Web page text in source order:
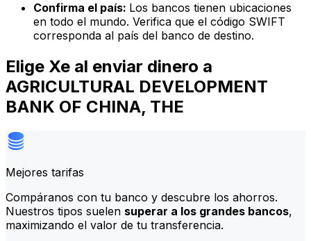
Confirma el país: Los bancos tienen ubicaciones
en todo el mundo. Verifica que el código SWIFT
corresponda al país del banco de destino.
Elige Xe al enviar dinero a
AGRICULTURAL DEVELOPMENT
BANK OF CHINA, THE
Mejores tarifas
Compáranos con tu banco y descubre los ahorros.
Nuestros tipos suelen superar a los grandes bancos,
maximizando el valor de tu transferencia.